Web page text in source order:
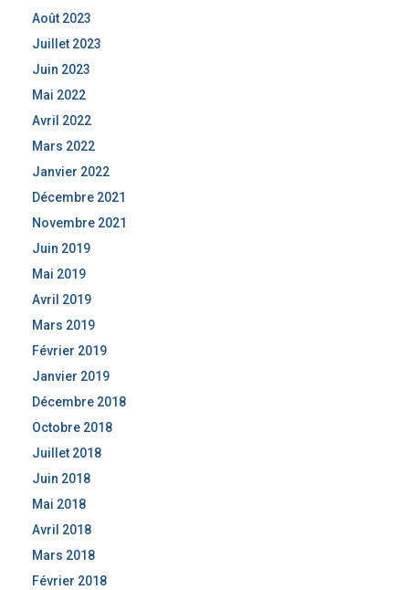
Août 2023
Juillet 2023
Juin 2023
Mai 2022
Avril 2022
Mars 2022
Janvier 2022
Décembre 2021
Novembre 2021
Juin 2019
Mai 2019
Avril 2019
Mars 2019
Février 2019
Janvier 2019
Décembre 2018
Octobre 2018
Juillet 2018
Juin 2018
Mai 2018
Avril 2018
Mars 2018
Février 2018